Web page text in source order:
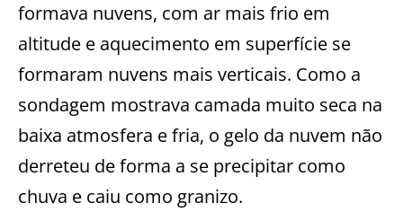
formava nuvens, com ar mais frio em
altitude e aquecimento em superfície se
formaram nuvens mais verticais. Como a
sondagem mostrava camada muito seca na
baixa atmosfera e fria, o gelo da nuvem não
derreteu de forma a se precipitar como
chuva e caiu como granizo.